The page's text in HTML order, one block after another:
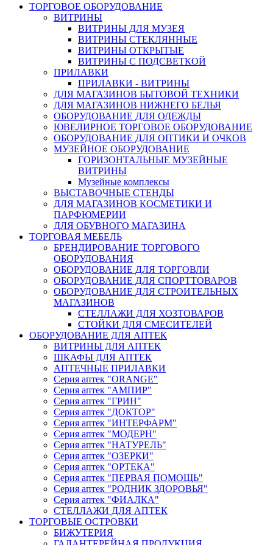
ТОРГОВОЕ ОБОРУДОВАНИЕ
ВИТРИНЫ
ВИТРИНЫ ДЛЯ МУЗЕЯ
ВИТРИНЫ СТЕКЛЯННЫЕ
ВИТРИНЫ ОТКРЫТЫЕ
ВИТРИНЫ С ПОДСВЕТКОЙ
ПРИЛАВКИ
ПРИЛАВКИ - ВИТРИНЫ
ДЛЯ МАГАЗИНОВ БЫТОВОЙ ТЕХНИКИ
ДЛЯ МАГАЗИНОВ НИЖНЕГО БЕЛЬЯ
ОБОРУДОВАНИЕ ДЛЯ ОДЕЖДЫ
ЮВЕЛИРНОЕ ТОРГОВОЕ ОБОРУДОВАНИЕ
ОБОРУДОВАНИЕ ДЛЯ ОПТИКИ И ОЧКОВ
МУЗЕЙНОЕ ОБОРУДОВАНИЕ
ГОРИЗОНТАЛЬНЫЕ МУЗЕЙНЫЕ
ВИТРИНЫ
Музейные комплексы
ВЫСТАВОЧНЫЕ СТЕНДЫ
ДЛЯ МАГАЗИНОВ КОСМЕТИКИ И
ПАРФЮМЕРИИ
ДЛЯ ОБУВНОГО МАГАЗИНА
ТОРГОВАЯ МЕБЕЛЬ
БРЕНДИРОВАНИЕ ТОРГОВОГО
ОБОРУДОВАНИЯ
ОБОРУДОВАНИЕ ДЛЯ ТОРГОВЛИ
ОБОРУДОВАНИЕ ДЛЯ СПОРТТОВАРОВ
ОБОРУДОВАНИЕ ДЛЯ СТРОИТЕЛЬНЫХ
МАГАЗИНОВ
СТЕЛЛАЖИ ДЛЯ ХОЗТОВАРОВ
СТОЙКИ ДЛЯ СМЕСИТЕЛЕЙ
ОБОРУДОВАНИЕ ДЛЯ АПТЕК
ВИТРИНЫ ДЛЯ АПТЕК
ШКАФЫ ДЛЯ АПТЕК
АПТЕЧНЫЕ ПРИЛАВКИ
Серия аптек "ORANGE"
Серия аптек "АМПИР"
Серия аптек "ГРИН"
Серия аптек "ДОКТОР"
Серия аптек "ИНТЕРФАРМ"
Серия аптек "МОДЕРН"
Серия аптек "НАТУРЕЛЬ"
Серия аптек "ОЗЕРКИ"
Серия аптек "ОРТЕКА"
Серия аптек "ПЕРВАЯ ПОМОЩЬ"
Серия аптек "РОДНИК ЗДОРОВЬЯ"
Серия аптек "ФИАЛКА"
СТЕЛЛАЖИ ДЛЯ АПТЕК
ТОРГОВЫЕ ОСТРОВКИ
БИЖУТЕРИЯ